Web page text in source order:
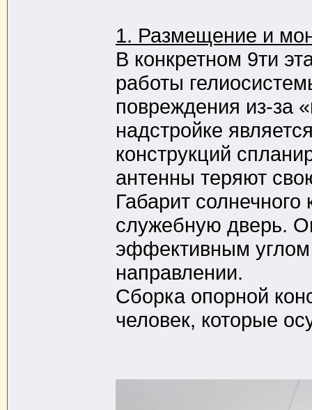
1. Размещение и
В конкретном 9ти
работы
повреждения из-за
надстройке
конструкций
антенны теряют
Габарит
служебную дверь.
эффективным углом
направлении.
Сборка опорной
человек, которые